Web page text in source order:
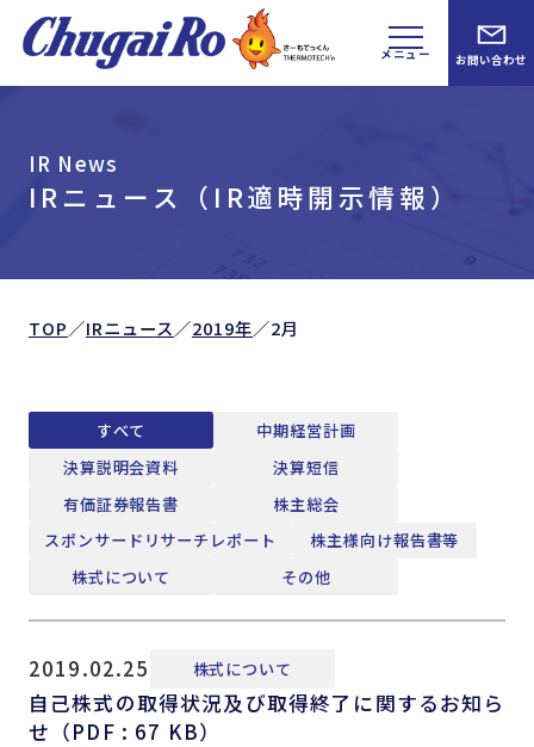
メニュー お問い合わせ
IR News
IRニュース（IR適時開示情報）
TOP／IRニュース／2019年／2月
すべて
中期経営計画
決算説明会資料
決算短信
有価証券報告書
株主総会
スポンサードリサーチレポート
株主様向け報告書等
株式について
その他
2019.02.25 株式について
自己株式の取得状況及び取得終了に関するお知ら
せ（PDF : 67 KB）